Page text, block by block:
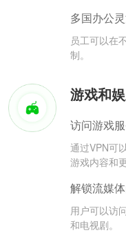
多国办公
员工可以在
制。
游戏和
访问游戏
通过VPN可
游戏内容和
解锁流媒
用户可以访
和电视剧。